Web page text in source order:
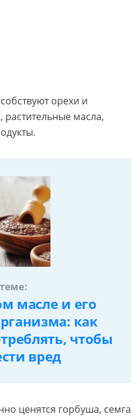
орехи и
масла,
масле и его
как
чтобы
вред
ценятся горбуша, семга